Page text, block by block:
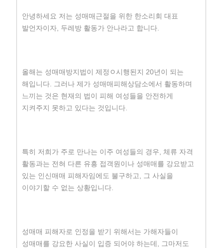
안녕하세요 저는 성매매근절을 위한 한소리회 대표
발언자이자, 두레방 활동가 안나라고 합니다.
올해는 성매매방지법이 제정ﾷ시행된지 20년이 되는
해입니다. 그러나 제가 성매매피해상담소에서 활동하며
느끼는 것은 현재의 법이 피해 여성들을 안전하게
지켜주지 못하고 있다는 것입니다.
특히 저희가 주로 만나는 이주 여성들의 경우, 체류 자격
활동과는 전혀 다른 유흥 접객원이나 성매매를 강요받고
있는 인신매매 피해자임에도 불구하고, 그 사실을
이야기할 수 없는 상황입니다.
성매매 피해자로 인정을 받기 위해서는 가해자들이
성매매를 강요한 사실이 입증 되어야 하는데, 그마저도